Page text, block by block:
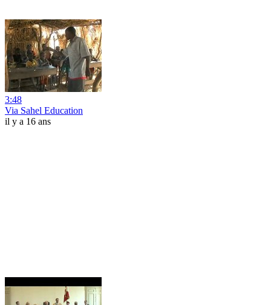
3:48
Via Sahel Education
il y a 16 ans